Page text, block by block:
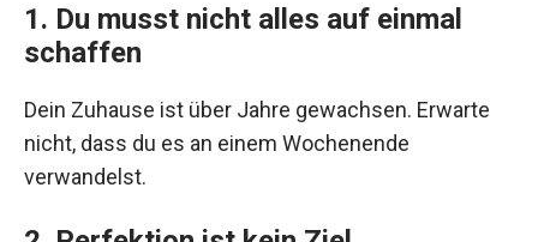
1. Du musst nicht alles auf einmal
schaffen
Dein Zuhause ist über Jahre gewachsen. Erwarte
nicht, dass du es an einem Wochenende
verwandelst.